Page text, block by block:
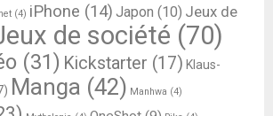
(4) iPhone (14) Japon (10) Jeux de
de société (70)
(31) Kickstarter (17) Klaus-
Manga (42) Manhwa (4)